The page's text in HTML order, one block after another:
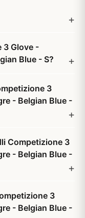
3 Glove -
Blue - S?
3
- Belgian Blue -
Competizione 3
- Belgian Blue -
3
- Belgian Blue -